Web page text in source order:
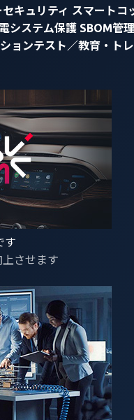
キュリティ スマートコ
システム保護 SBOM管理
ョンテスト／教育・トレ
す
させます
この方法は、迅速な
の速い業界のニーズ
す。しかし、自動車
頼るだけでは、十
恐れがあります。
ラットフォームの
る保護レベルへの移
う。
死角：IVI
見えない
スタディを詳しく見
サーチャーたちが
不
、侵害された車載イ
ムが勝手に不正な
うになりました。そ